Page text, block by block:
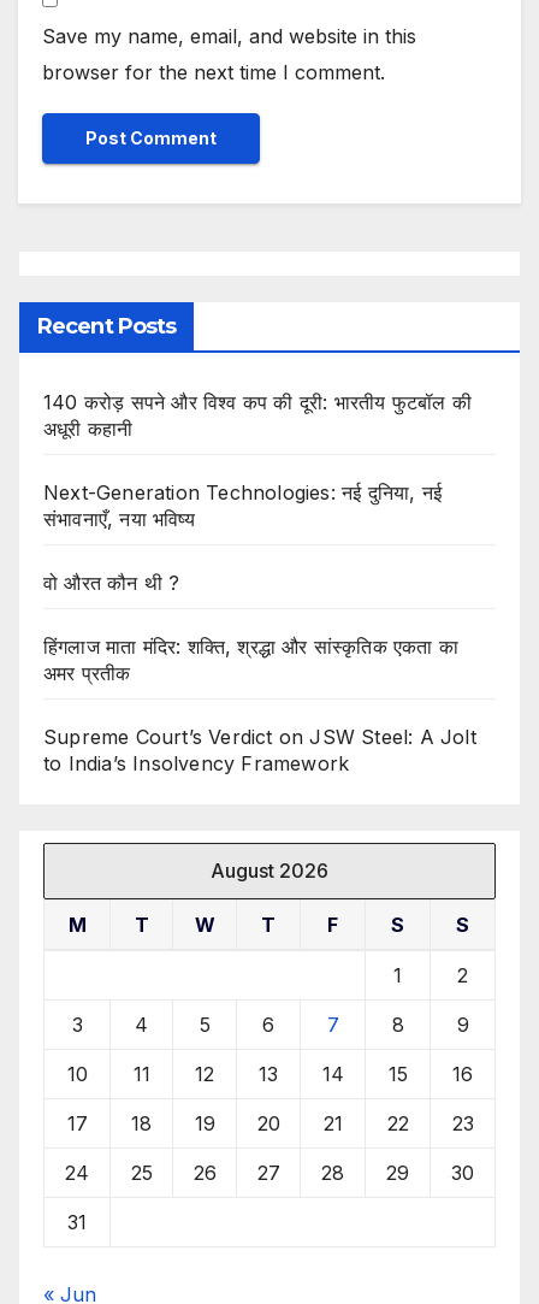
Save my name, email, and website in this
browser for the next time I comment.
Recent Posts
140 करोड़ सपने और विश्व कप की दूरी: भारतीय फुटबॉल की
अधूरी कहानी
Next-Generation Technologies: नई दुनिया, नई
संभावनाएँ, नया भविष्य
वो औरत कौन थी ?
हिंगलाज माता मंदिर: शक्ति, श्रद्धा और सांस्कृतिक एकता का
अमर प्रतीक
Supreme Court’s Verdict on JSW Steel: A Jolt
to India’s Insolvency Framework
August 2026
M T W T F S S
1 2
3 4 5 6 7 8 9
10 11 12 13 14 15 16
17 18 19 20 21 22 23
24 25 26 27 28 29 30
31
« Jun